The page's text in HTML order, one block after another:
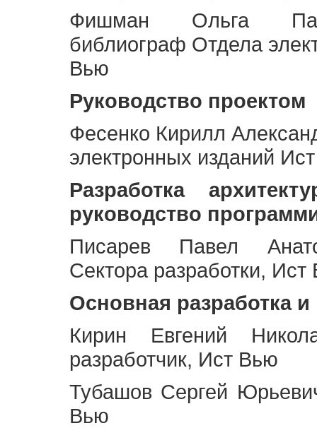
Фишман Ольга
библиограф Отдела
Вью
Руководство проектом
Фесенко Кирилл
электронных изданий
Разработка
руководство
Писарев Павел
Сектора разработки,
Основная разработка
Кирин Евгений
разработчик, Ист Вью
Тубашов Сергей
Вью